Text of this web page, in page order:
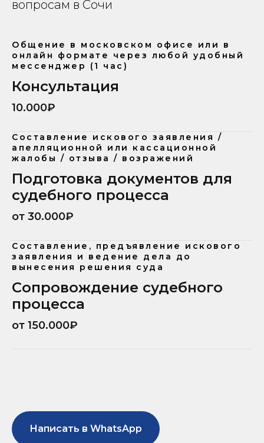
вопросам в Сочи
Общение в московском офисе или в
онлайн формате через любой удобный
мессенджер (1 час)
Консультация
10.000₽
Составление искового заявления /
апелляционной или кассационной
жалобы / отзыва / возражений
Подготовка документов для
судебного процесса
от 30.000₽
Составление, предъявление искового
заявления и ведение дела до
вынесения решения суда
Сопровождение судебного
процесса
от 150.000₽
Написать в WhatsApp